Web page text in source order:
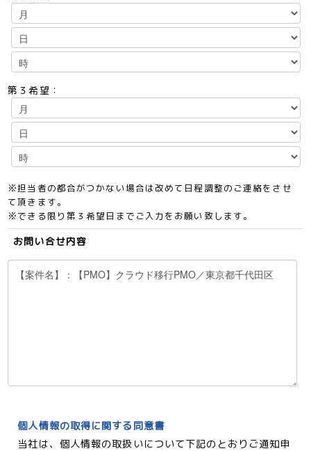
第３希望：
※担当者の都合がつかない場合は改めて日程調整のご連絡をさせ
て頂きます。
※できる限り第３希望日までご入力をお願い致します。
お問い合せ内容
個人情報の取得に関する同意書
当社は、個人情報の取扱いについて下記のとおりご通知申